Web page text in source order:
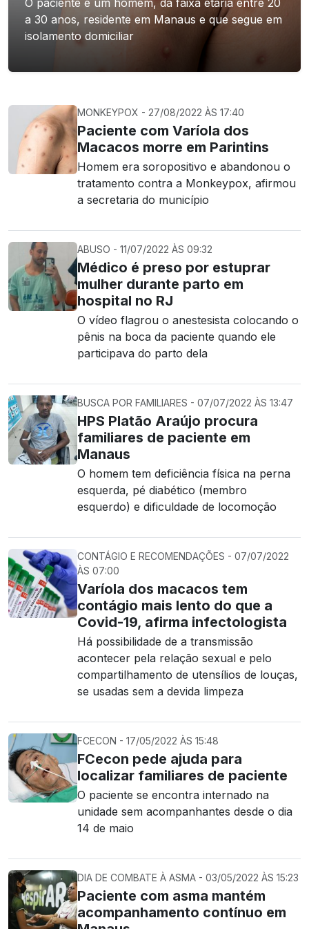
O paciente é um homem, da faixa etária entre 20
a 30 anos, residente em Manaus e que segue em
isolamento domiciliar
MONKEYPOX - 27/08/2022 ÀS 17:40
Paciente com Varíola dos
Macacos morre em Parintins
Homem era soropositivo e abandonou o
tratamento contra a Monkeypox, afirmou
a secretaria do município
ABUSO - 11/07/2022 ÀS 09:32
Médico é preso por estuprar
mulher durante parto em
hospital no RJ
O vídeo flagrou o anestesista colocando o
pênis na boca da paciente quando ele
participava do parto dela
BUSCA POR FAMILIARES - 07/07/2022 ÀS 13:47
HPS Platão Araújo procura
familiares de paciente em
Manaus
O homem tem deficiência física na perna
esquerda, pé diabético (membro
esquerdo) e dificuldade de locomoção
CONTÁGIO E RECOMENDAÇÕES - 07/07/2022
ÀS 07:00
Varíola dos macacos tem
contágio mais lento do que a
Covid-19, afirma infectologista
Há possibilidade de a transmissão
acontecer pela relação sexual e pelo
compartilhamento de utensílios de louças,
se usadas sem a devida limpeza
FCECON - 17/05/2022 ÀS 15:48
FCecon pede ajuda para
localizar familiares de paciente
O paciente se encontra internado na
unidade sem acompanhantes desde o dia
14 de maio
DIA DE COMBATE À ASMA - 03/05/2022 ÀS 15:23
Paciente com asma mantém
acompanhamento contínuo em